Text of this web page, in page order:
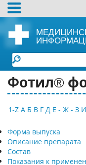
Фотил®
1-Z А Б В Г Д Е - Ж - З
Форма выпуска
Описание препарата
Состав
Показания к